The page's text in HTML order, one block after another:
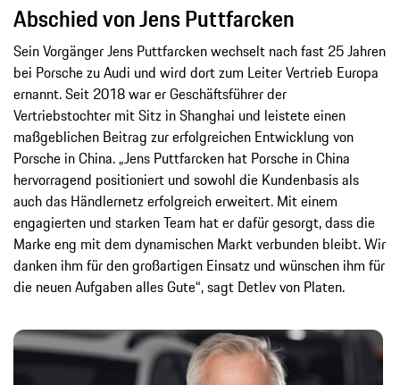
Abschied von Jens Puttfarcken
Sein Vorgänger Jens Puttfarcken wechselt nach fast 25 Jahren
bei Porsche zu Audi und wird dort zum Leiter Vertrieb Europa
ernannt. Seit 2018 war er Geschäftsführer der
Vertriebstochter mit Sitz in Shanghai und leistete einen
maßgeblichen Beitrag zur erfolgreichen Entwicklung von
Porsche in China. „Jens Puttfarcken hat Porsche in China
hervorragend positioniert und sowohl die Kundenbasis als
auch das Händlernetz erfolgreich erweitert. Mit einem
engagierten und starken Team hat er dafür gesorgt, dass die
Marke eng mit dem dynamischen Markt verbunden bleibt. Wir
danken ihm für den großartigen Einsatz und wünschen ihm für
die neuen Aufgaben alles Gute“, sagt Detlev von Platen.